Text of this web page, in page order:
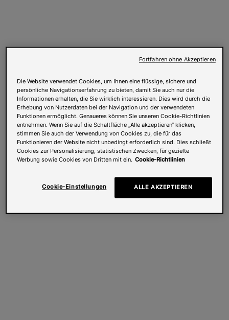
Die Website verwendet Cookies, um Ihnen eine flüssige, sichere und
persönliche Navigationserfahrung zu bieten, damit Sie auch nur die
Informationen erhalten, die Sie wirklich interessieren. Dies wird durch die
Erhebung von Nutzerdaten bei der Navigation und der verwendeten
Funktionen ermöglicht. Genaueres können Sie unseren Cookie-Richtlinien
entnehmen. Wenn Sie auf die Schaltfläche „Alle akzeptieren“ klicken,
stimmen Sie auch der Verwendung von Cookies zu, die für das
Funktionieren der Website nicht unbedingt erforderlich sind. Dies schließt
Cookies zur Personalisierung, statistischen Zwecken, für gezielte
Werbung sowie Cookies von Dritten mit ein. Cookie-Richtlinien
Cookie-Einstellungen ALLE AKZEPTIEREN
Fortfahren ohne Akzeptieren